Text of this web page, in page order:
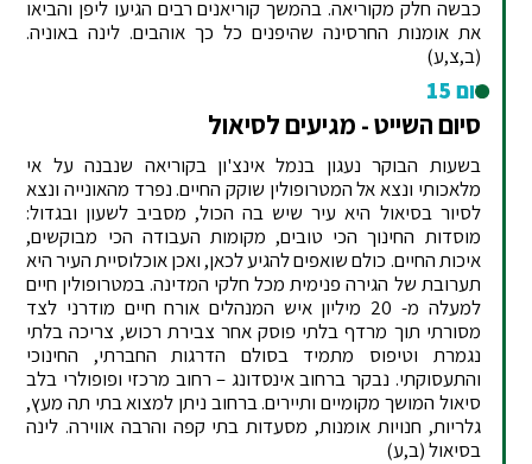
כבשה חלק מקוריאה. בהמשך קוריאנים רבים הגיעו ליפן והביאו
את אומנות החרסינה שהיפנים כל כך אוהבים. לינה באוניה.
(ב,צ,ע)
יום 15
סיום השייט - מגיעים לסיאול
בשעות הבוקר נעגון בנמל אינצ'ון בקוריאה שנבנה על אי
מלאכותי ונצא אל המטרופולין שוקק החיים. נפרד מהאונייה ונצא
לסיור בסיאול היא עיר שיש בה הכול, מסביב לשעון ובגדול:
מוסדות החינוך הכי טובים, מקומות העבודה הכי מבוקשים,
איכות החיים. כולם שואפים להגיע לכאן, ואכן אוכלוסיית העיר היא
תערובת של הגירה פנימית מכל חלקי המדינה. במטרופולין חיים
למעלה מ- 20 מיליון איש המנהלים אורח חיים מודרני לצד
מסורתי תוך מרדף בלתי פוסק אחר צבירת רכוש, צריכה בלתי
נגמרת וטיפוס מתמיד בסולם הדרגות החברתי, החינוכי
והתעסוקתי. נבקר ברחוב אינסדונג – רחוב מרכזי ופופולרי בלב
סיאול המושך מקומיים ותיירים. ברחוב ניתן למצוא בתי תה מעץ,
גלריות, חנויות אומנות, מסעדות בתי קפה והרבה אווירה. לינה
בסיאול (ב,ע)